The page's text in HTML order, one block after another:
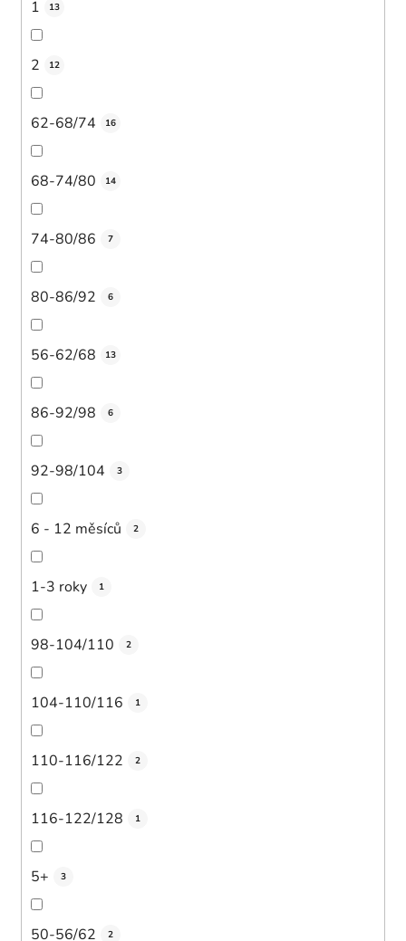
1 13
2 12
62-68/74 16
68-74/80 14
74-80/86 7
80-86/92 6
56-62/68 13
86-92/98 6
92-98/104 3
6 - 12 měsíců 2
1-3 roky 1
98-104/110 2
104-110/116 1
110-116/122 2
116-122/128 1
5+ 3
50-56/62 2